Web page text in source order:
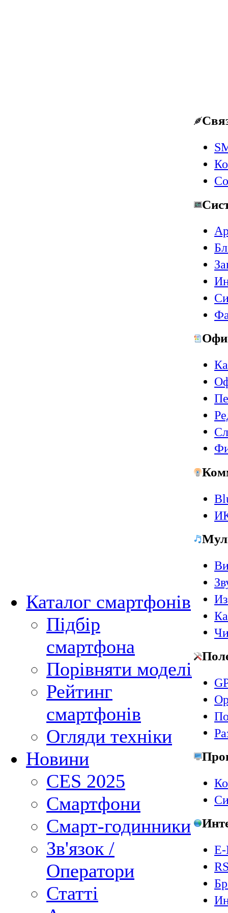
Каталог смартфонів
Підбір
смартфона
Порівняти моделі
Рейтинг
смартфонів
Огляди техніки
Новини
CES 2025
Смартфони
Смарт-годинники
Зв'язок /
Оператори
Статті